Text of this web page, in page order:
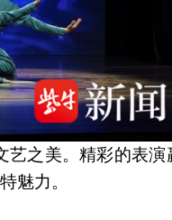
艺之美。精彩的表演
魅力。